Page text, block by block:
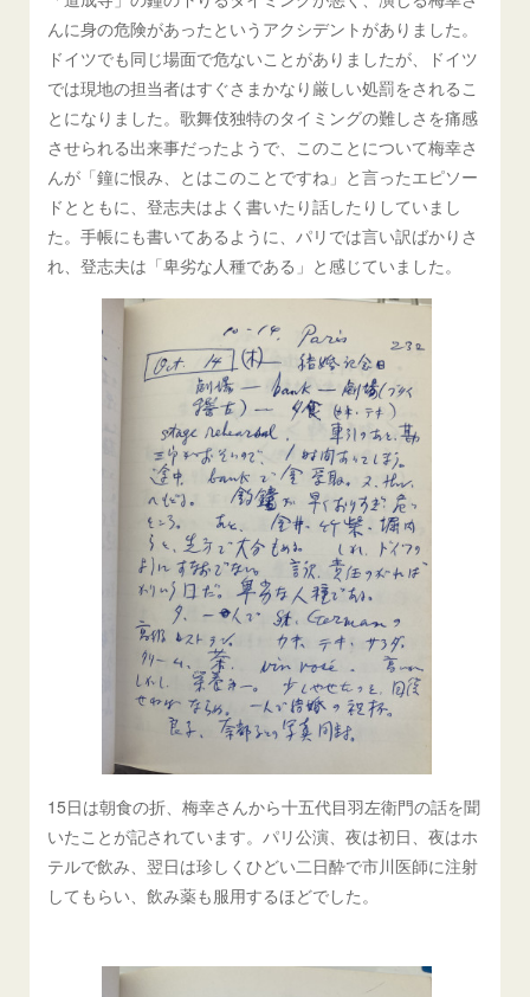
んに身の危険があったというアクシデントがありました。
ドイツでも同じ場面で危ないことがありましたが、ドイツ
では現地の担当者はすぐさまかなり厳しい処罰をされるこ
とになりました。歌舞伎独特のタイミングの難しさを痛感
させられる出来事だったようで、このことについて梅幸さ
んが「鐘に恨み、とはこのことですね」と言ったエピソー
ドとともに、登志夫はよく書いたり話したりしていまし
た。手帳にも書いてあるように、パリでは言い訳ばかりさ
れ、登志夫は「卑劣な人種である」と感じていました。
15日は朝食の折、梅幸さんから十五代目羽左衛門の話を聞
いたことが記されています。パリ公演、夜は初日、夜はホ
テルで飲み、翌日は珍しくひどい二日酔で市川医師に注射
してもらい、飲み薬も服用するほどでした。